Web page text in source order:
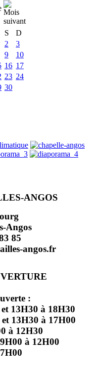
S
D
2
3
9
10
16 17
23 24
30
ANGOS
Angos
85
angos.fr
:
13H30 à 18H30
13H30 à 17H00
à 12H30
à 12H00